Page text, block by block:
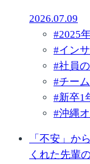
2026.07.09
#2025
#イン
#社員
#チー
#新卒1
#沖縄
「不安」か
くれた先輩